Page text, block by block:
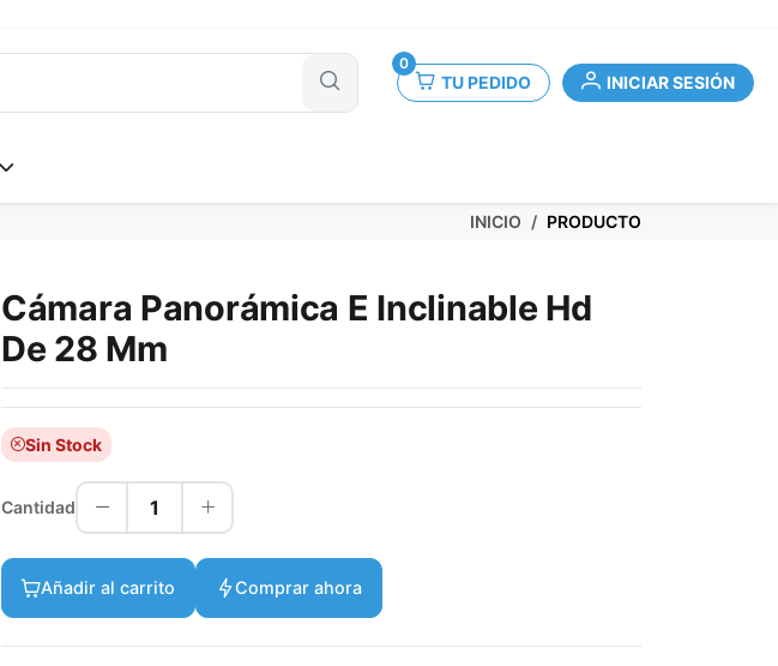
0
TU PEDIDO INICIAR SESIÓN
INICIO PRODUCTO
Cámara Panorámica E Inclinable Hd
De 28 Mm
Sin Stock
Cantidad 1
Añadir al carrito Comprar ahora